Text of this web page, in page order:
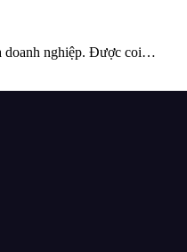
doanh nghiệp. Được coi…